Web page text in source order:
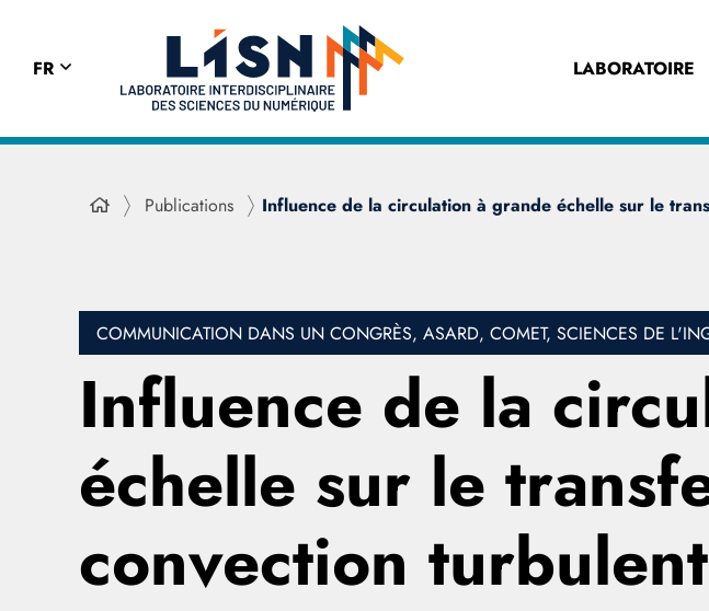
FR LABORATOIRE
Publications Influence de la circulation à grande échelle sur le
COMMUNICATION DANS UN CONGRÈS, ASARD, COMET, SCIENCES DE
Influence de la
échelle sur le
convection